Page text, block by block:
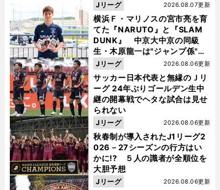
横浜Ｆ・マリノスの宮市亮を育
てた『NARUTO』と『SLAM
DUNK』 中京大中京の同級
生・木原龍一は"ジャンプ係"だ
った
2026.08.07更新
Jリーグ
サッカー日本代表と無縁のＪリ
ーグ 24年ぶりゴールデン生中
継の開幕戦でヘタな試合は見せ
られない
2026.08.06更新
Jリーグ
秋春制が導入されたJ1リーグ2
026－27シーズンの行方はい
かに!? ５人の識者が全順位を
大胆予想
2026.08.06更新
Jリーグ
2026.08.06更新
Jリーグ